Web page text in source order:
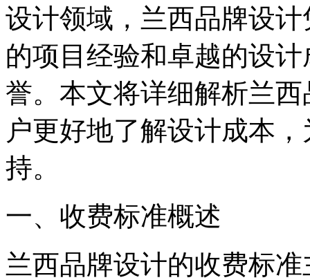
设计领域，兰西品牌设
的项目经验和卓越的设
誉。本文将详细解析兰
户更好地了解设计成本
持。
一、收费标准概述
兰西品牌设计的收费标